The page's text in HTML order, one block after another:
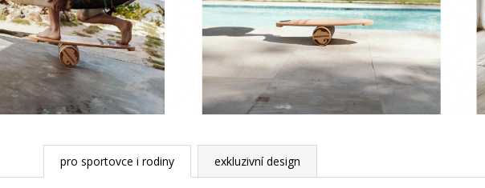
pro sportovce i rodiny exkluzivní design
TRUCKERKA CHERRY
Kč
BALANČNÍ DESKA WOODBOARDS SURF
- KOMPLETBALANCE BOARD, KTERÝ SI
ZAMILUJETE DÍKY SKVĚLÉMU SURF
TVARU A KVALITNÍMU ZPRACOVÁNÍ
4 390 Kč
Původně: 5 090 Kč